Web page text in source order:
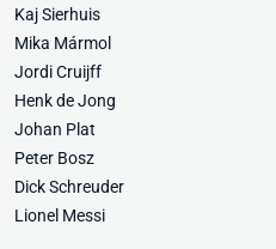
Kaj Sierhuis
Mika Mármol
Jordi Cruijff
Henk de Jong
Johan Plat
Peter Bosz
Dick Schreuder
Lionel Messi